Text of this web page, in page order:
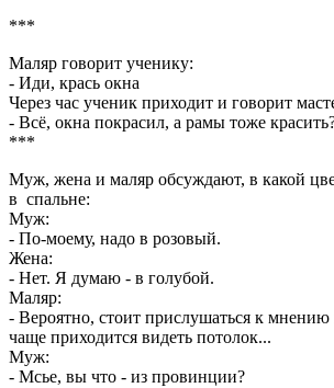
***
Маляр говорит ученику:
- Иди, крась окна
Через час ученик приходит и говорит
- Всё, окна покрасил, а рамы тоже
***
Муж, жена и маляр обсуждают, в какой
в спальне:
Муж:
- По-моему, надо в розовый.
Жена:
- Нет. Я думаю - в голубой.
Маляр:
- Вероятно, стоит прислушаться к мнению
чаще приходится видеть потолок...
Муж:
- Мсье, вы что - из провинции?